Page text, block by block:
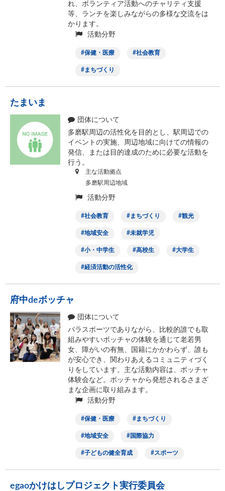
れ、ボランティア活動へのチャリティ支援
等、ランチを楽しみながらの多様な交流をは
かります。
活動分野
保健・医療 社会教育
まちづくり
たまいま
団体について
多磨駅周辺の活性化を目的とし、駅周辺での
イベントの実施、周辺地域に向けての情報の
発信、または目的達成のために必要な活動を
行う。
主な活動拠点
多磨駅周辺地域
活動分野
社会教育 まちづくり 観光
地域安全 未就学児
小・中学生 高校生 大学生
経済活動の活性化
府中deボッチャ
団体について
パラスポーツでありながら、比較的誰でも取
組みやすいボッチャの体験を通じて老若男
女、障がいの有無、国籍にかかわらず、誰も
が安心でき、関わりあえるコミュニティづく
りをしています。主な活動内容は、ボッチャ
体験会など。ボッチャから発想されるさまざ
まな企画に取り組みます。
活動分野
保健・医療 まちづくり
地域安全 国際協力
子どもの健全育成 スポーツ
egaoかけはしプロジェクト実行委員会